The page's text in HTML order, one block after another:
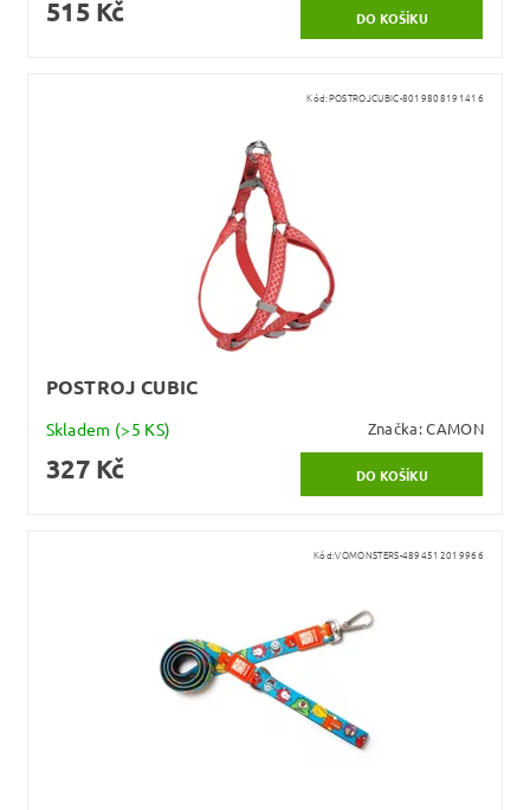
515 Kč
Kód:POSTROJCUBIC-8019808191416
POSTROJ CUBIC
Skladem (>5 KS) Značka:CAMON
327 Kč
Kód:VOMONSTERS-4894512019966